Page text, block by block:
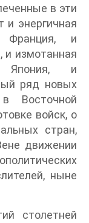
в эти
и энергичная
Франция, и
и измотанная
Япония, и
ряд новых
в Восточной
войск, о
стран,
движении
ныне
столетней